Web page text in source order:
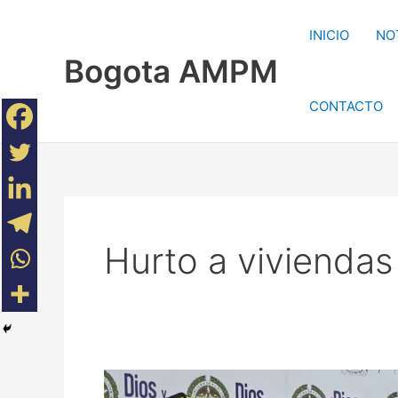
Bogota AMPM
INICIO
CONTACTO
Hurto a viviendas
Cae